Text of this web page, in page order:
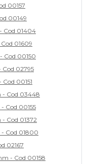
00157
00149
Cod 01404
01609
Cod 00150
Cod 02795
00151
- Cod 03448
Cod 00155
Cod 01372
Cod 01800
02167
- Cod 00158